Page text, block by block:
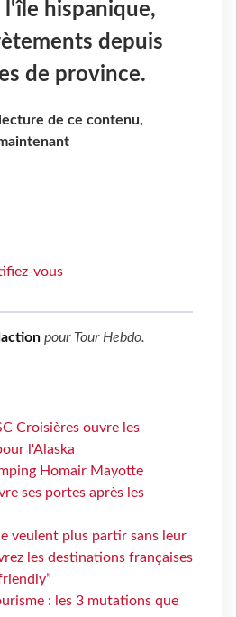
hispanique,
depuis
de province.
de ce contenu,
vous
pour Tour Hebdo.
Croisières ouvre les
l'Alaska
Homair Mayotte
ses portes après les
veulent plus partir sans leur
les destinations françaises
: les 3 mutations que